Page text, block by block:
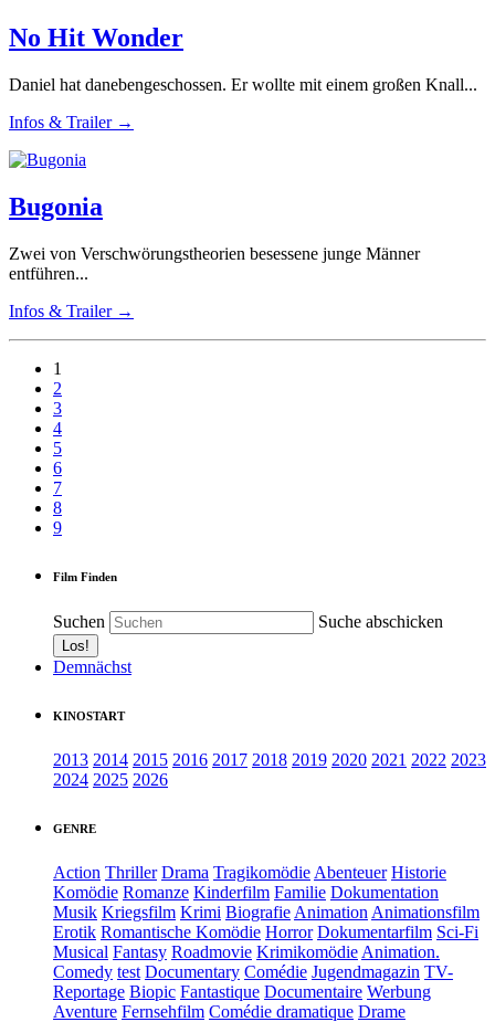
No Hit Wonder
Daniel hat danebengeschossen. Er wollte mit einem großen Knall...
Infos & Trailer →
Bugonia
Zwei von Verschwörungstheorien besessene junge Männer
entführen...
Infos & Trailer →
1
2
3
4
5
6
7
8
9
Film Finden
Suchen Suche abschicken
Demnächst
KINOSTART
2013 2014 2015 2016 2017 2018 2019 2020 2021 2022 2023
2024 2025 2026
GENRE
Action Thriller Drama Tragikomödie Abenteuer Historie
Komödie Romanze Kinderfilm Familie Dokumentation
Musik Kriegsfilm Krimi Biografie Animation Animationsfilm
Erotik Romantische Komödie Horror Dokumentarfilm Sci-Fi
Musical Fantasy Roadmovie Krimikomödie Animation.
Comedy test Documentary Comédie Jugendmagazin TV-
Reportage Biopic Fantastique Documentaire Werbung
Aventure Fernsehfilm Comédie dramatique Drame